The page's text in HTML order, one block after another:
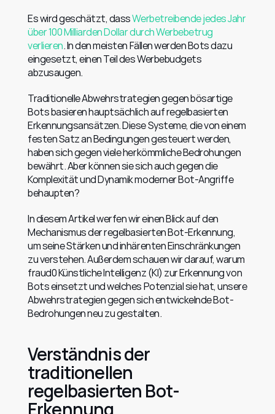
Es wird geschätzt, dass Werbetreibende jedes Jahr
über 100 Milliarden Dollar durch Werbebetrug
verlieren. In den meisten Fällen werden Bots dazu
eingesetzt, einen Teil des Werbebudgets
abzusaugen.
Traditionelle Abwehrstrategien gegen bösartige
Bots basieren hauptsächlich auf regelbasierten
Erkennungsansätzen. Diese Systeme, die von einem
festen Satz an Bedingungen gesteuert werden,
haben sich gegen viele herkömmliche Bedrohungen
bewährt. Aber können sie sich auch gegen die
Komplexität und Dynamik moderner Bot-Angriffe
behaupten?
In diesem Artikel werfen wir einen Blick auf den
Mechanismus der regelbasierten Bot-Erkennung,
um seine Stärken und inhärenten Einschränkungen
zu verstehen. Außerdem schauen wir darauf, warum
fraud0 Künstliche Intelligenz (KI) zur Erkennung von
Bots einsetzt und welches Potenzial sie hat, unsere
Abwehrstrategien gegen sich entwickelnde Bot-
Bedrohungen neu zu gestalten.
Verständnis der
traditionellen
regelbasierten Bot-
Erkennung